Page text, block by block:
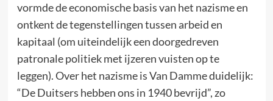
vormde de economische basis van het nazisme en
ontkent de tegenstellingen tussen arbeid en
kapitaal (om uiteindelijk een doorgedreven
patronale politiek met ijzeren vuisten op te
leggen). Over het nazisme is Van Damme duidelijk:
“De Duitsers hebben ons in 1940 bevrijd”, zo